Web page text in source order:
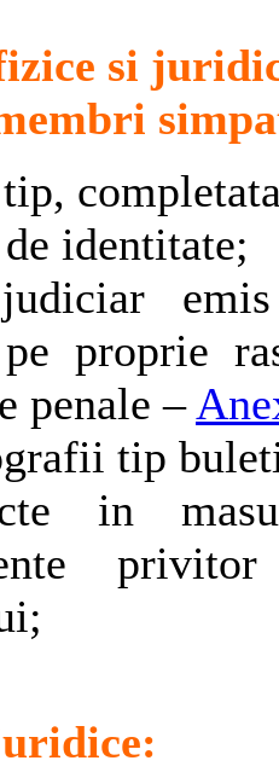
si
tip,
identitate;
proprie
penale –
tip
in